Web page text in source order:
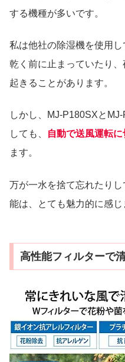
する機種が多いです。
私は他社の除湿機を使用
乾く前に止まっていたり
起きることがあります。
しかし、MJ-P180SXと
しても、
自動で送風運転
ます。
万が一水を捨て忘れたり
能は、とても魅力的に感じ
高性能フィルターで